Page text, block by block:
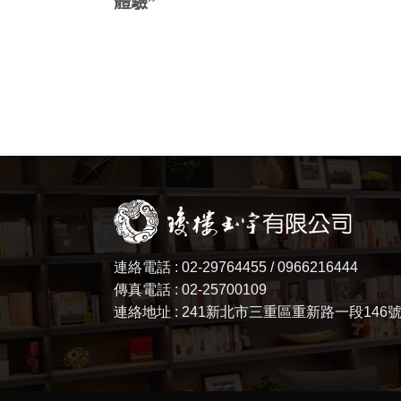
連絡電話 : 02-29764455 / 0966216444
傳真電話 : 02-25700109
連絡地址 : 241新北市三重區重新路一段146